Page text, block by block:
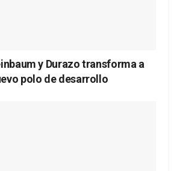
y Durazo transforma a
polo de desarrollo